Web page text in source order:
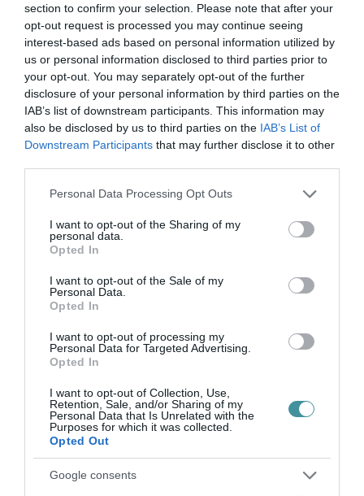
section to confirm your selection. Please note that after your
opt-out request is processed you may continue seeing
interest-based ads based on personal information utilized by
us or personal information disclosed to third parties prior to
your opt-out. You may separately opt-out of the further
disclosure of your personal information by third parties on the
IAB’s list of downstream participants. This information may
also be disclosed by us to third parties on the IAB’s List of
Downstream Participants that may further disclose it to other
Please note that this website/app uses one or more Google
not limited to your visit or usage behaviour. You may click to
grant or deny consent to Google and its third-party tags to
use your data for below specified purposes in below Google
consent section.
Personal Data Processing Opt Outs
I want to opt-out of the Sharing of my
personal data.
Opted In
I want to opt-out of the Sale of my
Personal Data.
Opted In
I want to opt-out of processing my
Personal Data for Targeted Advertising.
Opted In
I want to opt-out of Collection, Use,
Retention, Sale, and/or Sharing of my
Personal Data that Is Unrelated with the
Purposes for which it was collected.
Opted Out
Google consents
MENTÁLHIGIÉNÉ ÉS SPIRITUALITÁS CÍMMEL RENDEZ
TUDOMÁNYOS KONFERENCIÁT AZ ESZTERHÁZY KÁROLY
KATOLIKUS EGYETEM
2025. május 15| Csarnó Ákos |Eger ügye
Az EKKE Társadalomismereti Tanszékének Mentálhigiéné és
Spiritualitás Kutatócsoportja május 21-én és 22-én tudományos
konferenciát rendez. Az esemény első napján többek között a lelki
zavarokról, ...
TIMES HIGHER EDUCATION FENNTARTHATÓSÁGI RANGSORÁBA
2025. június 20| Csarnó Ákos |Eger ügye
A Times Higher Education (THE) június 18-án tette közzé
legfrissebb Impact Rankings listáját, amely világszerte több mint
2500 egyetemet értékelt fenntarthatósági törekvéseik és
társadalmi-gazdaság...
KLASSZIKUS ZENEI DÍJÁT KAPTA
2026. január 14| Csarnó Ákos |Eger ügye
Nagy nemzetközi elismerésben részesült Zombola Péter
zeneszerző, az Eszterházy Károly Katolikus Egyetem (EKKE)
Zenei Intézetének egyetemi tanára: az International Classical
Music Awards (ICMA) zsűr...
AZ EGRI ÖNKORMÁNYZAT TULAJDONÁBA KERÜLHET A VOLT
LAKTANYA ÉS TÖBB KULCSFONTOSSÁGÚ TERÜLET